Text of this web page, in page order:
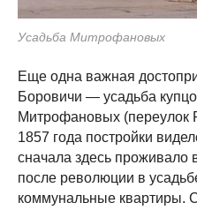
Усадьба Митрофановых
Еще одна важная
Боровичи — усадьба
Митрофановых (переулок
1857 года постройки
сначала здесь проживало
после революции в
коммунальные квартиры.